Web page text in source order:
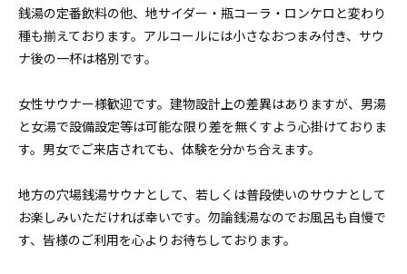
銭湯の定番飲料の他、地サイダー・瓶コーラ・ロンケロと変わり
種も揃えております。アルコールには小さなおつまみ付き、サウ
ナ後の一杯は格別です。
女性サウナー様歓迎です。建物設計上の差異はありますが、男湯
と女湯で設備設定等は可能な限り差を無くすよう心掛けておりま
す。男女でご来店されても、体験を分かち合えます。
地方の穴場銭湯サウナとして、若しくは普段使いのサウナとして
お楽しみいただければ幸いです。勿論銭湯なのでお風呂も自慢で
す、皆様のご利用を心よりお待ちしております。